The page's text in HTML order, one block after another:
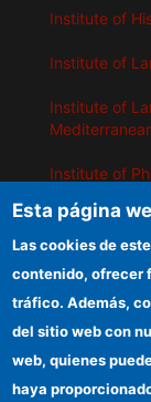
Institute of
Institute of
Institute of
Institute of
Institute of
IEGD
CSIC
Funding entities
Esta página
Las cookies de
contenido, ofrecer
tráfico. Además,
del sitio web con
web, quienes
haya